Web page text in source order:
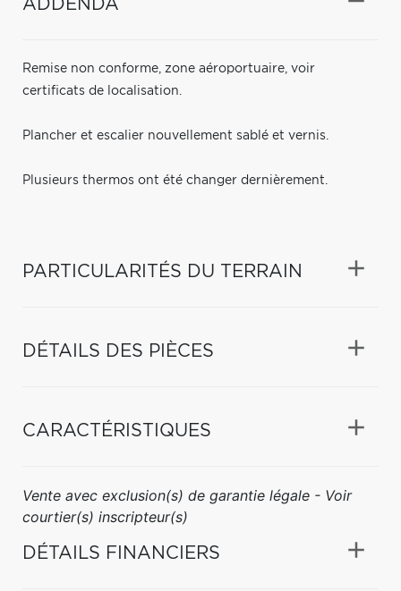
ADDENDA
Remise non conforme, zone aéroportuaire, voir
certificats de localisation.
Plancher et escalier nouvellement sablé et vernis.
Plusieurs thermos ont été changer dernièrement.
PARTICULARITÉS DU TERRAIN
DÉTAILS DES PIÈCES
CARACTÉRISTIQUES
Vente avec exclusion(s) de garantie légale - Voir
courtier(s) inscripteur(s)
DÉTAILS FINANCIERS